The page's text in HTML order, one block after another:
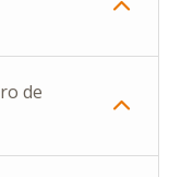
de